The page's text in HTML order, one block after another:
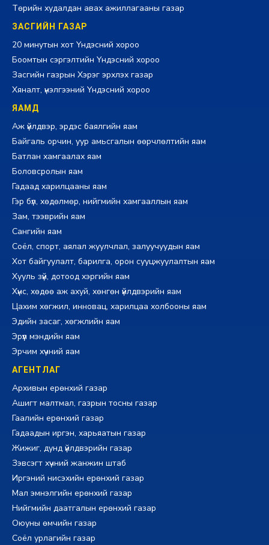
Төрийн худалдан авах ажиллагааны газар
ЗАСГИЙН ГАЗАР
20 минутын хот Үндэсний хороо
Боомтын сэргэлтийн Үндэсний хороо
Засгийн газрын Хэрэг эрхлэх газар
Хяналт, үнэлгээний Үндэсний хороо
ЯАМД
Аж үйлдвэр, эрдэс баялгийн яам
Байгаль орчин, уур амьсгалын өөрчлөлтийн яам
Батлан хамгаалах яам
Боловсролын яам
Гадаад харилцааны яам
Гэр бүл, хөдөлмөр, нийгмийн хамгааллын яам
Зам, тээврийн яам
Сангийн яам
Соёл, спорт, аялал жуулчлал, залуучуудын яам
Хот байгуулалт, барилга, орон сууцжуулалтын яам
Хууль зүй, дотоод хэргийн яам
Хүнс, хөдөө аж ахуй, хөнгөн үйлдвэрийн яам
Цахим хөгжил, инновац, харилцаа холбооны яам
Эдийн засаг, хөгжлийн яам
Эрүүл мэндийн яам
Эрчим хүчний яам
АГЕНТЛАГ
Архивын ерөнхий газар
Ашигт малтмал, газрын тосны газар
Гаалийн ерөнхий газар
Гадаадын иргэн, харьяатын газар
Жижиг, дунд үйлдвэрийн газар
Зэвсэгт хүчний жанжин штаб
Иргэний нисэхийн ерөнхий газар
Мал эмнэлгийн ерөнхий газар
Нийгмийн даатгалын ерөнхий газар
Оюуны өмчийн газар
Соёл урлагийн газар